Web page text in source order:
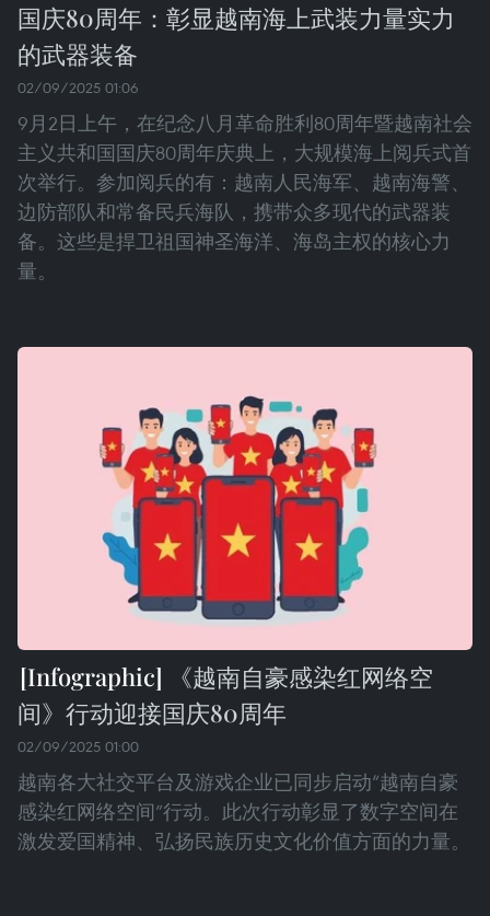
国庆80周年：彰显越南海上武装力量实力
的武器装备
02/09/2025 01:06
9月2日上午，在纪念八月革命胜利80周年暨越南社会
主义共和国国庆80周年庆典上，大规模海上阅兵式首
次举行。参加阅兵的有：越南人民海军、越南海警、
边防部队和常备民兵海队，携带众多现代的武器装
备。这些是捍卫祖国神圣海洋、海岛主权的核心力
量。
《越南自豪感染红网络空
间》行动迎接国庆80周年
02/09/2025 01:00
越南各大社交平台及游戏企业已同步启动“越南自豪
感染红网络空间”行动。此次行动彰显了数字空间在
激发爱国精神、弘扬民族历史文化价值方面的力量。